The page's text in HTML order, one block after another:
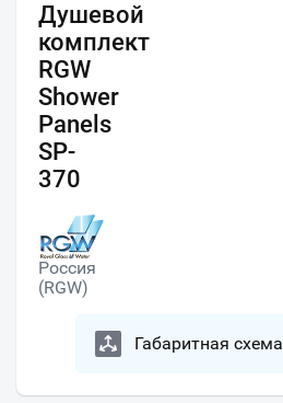
Душевой
комплект
RGW
Shower
Panels
SP-
370
Россия
(RGW)
Габаритная схема